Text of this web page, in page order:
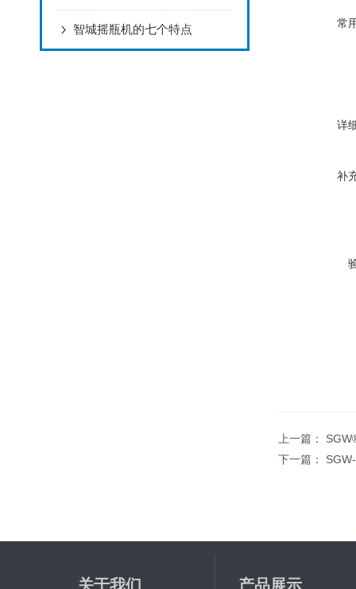
智城摇瓶机的七个特点 常
详
补
上一篇：
下一篇：
关于我们 产品展示